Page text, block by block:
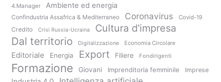
4.Manager Ambiente ed energia
Confindustria Assafrica & Mediterraneo Coronavirus Covid-19
Credito Crisi Russia-Ucraina Cultura d'impresa
Dal territorio Digitalizzazione Economia Circolare
Editoriale Energia Export Filiere Fondirigenti
Formazione Giovani Imprenditoria femminile Imprese